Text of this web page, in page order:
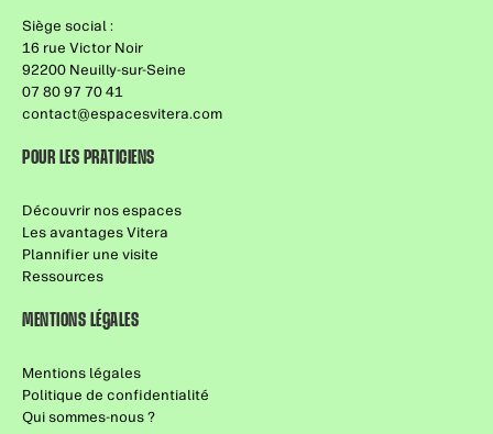
Siège social :
16 rue Victor Noir
92200 Neuilly-sur-Seine
07 80 97 70 41
contact@espacesvitera.com
POUR LES PRATICIENS
Découvrir nos espaces
Les avantages Vitera
Plannifier une visite
Ressources
MENTIONS LÉGALES
Mentions légales
Politique de confidentialité
Qui sommes-nous ?